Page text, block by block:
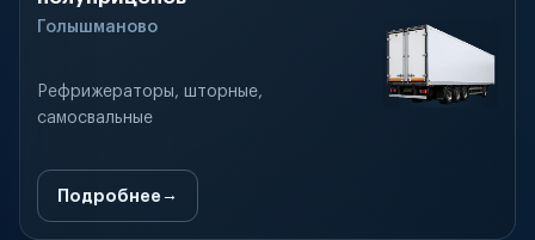
Голышманово
Рефрижераторы, шторные,
самосвальные
Подробнее